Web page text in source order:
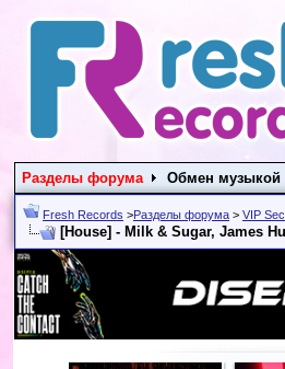
Разделы форума Обмен музыкой
Fresh Records >Разделы форума > VIP
[House] - Milk & Sugar, James